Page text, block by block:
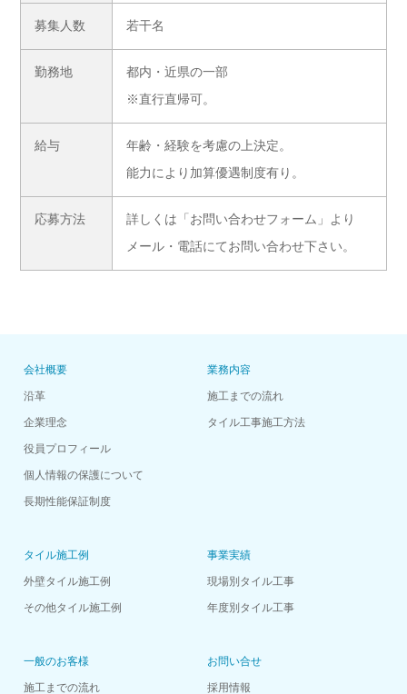
募集人数 若干名
勤務地
都内・近県の一部
※直行直帰可。
給与
年齢・経験を考慮の上決定。
能力により加算優遇制度有り。
応募方法
詳しくは「お問い合わせフォーム」より
メール・電話にてお問い合わせ下さい。
会社概要
沿革
企業理念
役員プロフィール
個人情報の保護について
長期性能保証制度
業務内容
施工までの流れ
タイル工事施工方法
タイル施工例
外壁タイル施工例
その他タイル施工例
事業実績
現場別タイル工事
年度別タイル工事
一般のお客様
施工までの流れ
お問い合せ
採用情報